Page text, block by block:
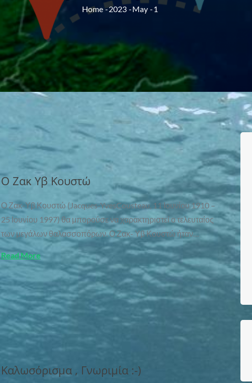
Home 2023 May 1
Ο Ζακ Υβ Κουστώ
Ο Ζακ-Υβ Κουστώ (Jacques-YvesCousteau, 11 Ιουνίου 1910 –
25 Ιουνίου 1997) θα μπορούσε να χαρακτηριστεί ο τελευταίος
των μεγάλων θαλασσοπόρων. Ο Ζακ- Υβ Κουστώ ήταν…
Read More
Καλωσόρισμα , Γνωριμία :-)